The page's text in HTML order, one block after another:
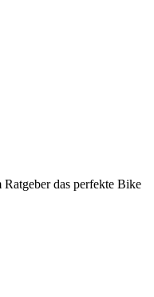
das perfekte Bike